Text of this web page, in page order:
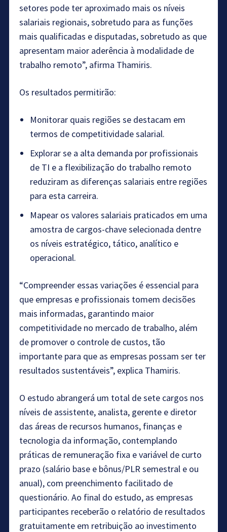
setores pode ter aproximado mais os níveis
salariais regionais, sobretudo para as funções
mais qualificadas e disputadas, sobretudo as que
apresentam maior aderência à modalidade de
trabalho remoto”, afirma Thamiris.
Os resultados permitirão:
Monitorar quais regiões se destacam em
termos de competitividade salarial.
Explorar se a alta demanda por profissionais
de TI e a flexibilização do trabalho remoto
reduziram as diferenças salariais entre regiões
para esta carreira.
Mapear os valores salariais praticados em uma
amostra de cargos-chave selecionada dentre
os níveis estratégico, tático, analítico e
operacional.
“Compreender essas variações é essencial para
que empresas e profissionais tomem decisões
mais informadas, garantindo maior
competitividade no mercado de trabalho, além
de promover o controle de custos, tão
importante para que as empresas possam ser ter
resultados sustentáveis”, explica Thamiris.
O estudo abrangerá um total de sete cargos nos
níveis de assistente, analista, gerente e diretor
das áreas de recursos humanos, finanças e
tecnologia da informação, contemplando
práticas de remuneração fixa e variável de curto
prazo (salário base e bônus/PLR semestral e ou
anual), com preenchimento facilitado de
questionário. Ao final do estudo, as empresas
participantes receberão o relatório de resultados
gratuitamente em retribuição ao investimento